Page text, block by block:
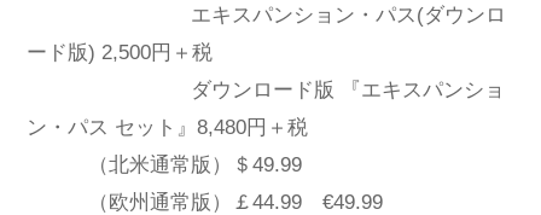
エキスパンション・パス(ダウンロ
ード版) 2,500円＋税
ダウンロード版 『エキスパンショ
ン・パス セット』8,480円＋税
（北米通常版）＄49.99
（欧州通常版）￡44.99 €49.99